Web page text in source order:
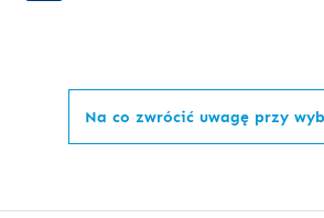
Na co zwrócić uwagę przy